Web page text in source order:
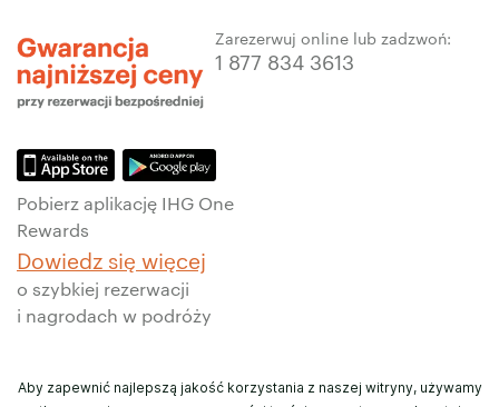
Zarezerwuj online lub zadzwoń:
1 877 834 3613
Pobierz aplikację IHG One
Rewards
Dowiedz się więcej
o szybkiej rezerwacji
i nagrodach w podróży
Aby zapewnić najlepszą jakość korzystania z naszej witryny, używamy